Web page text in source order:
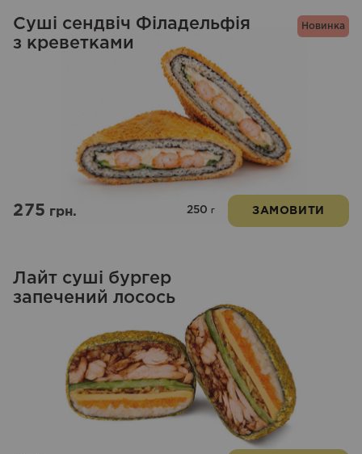
Новинка
Суші сендвіч Філадельфія
з креветками
275грн. 250 г ЗАМОВИТИ
Лайт суші бургер
запечений лосось